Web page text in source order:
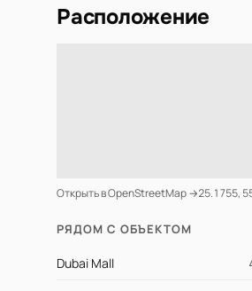
Расположение
Открыть в OpenStreetMap →25.1755,
РЯДОМ С ОБЪЕКТОМ
Dubai Mall